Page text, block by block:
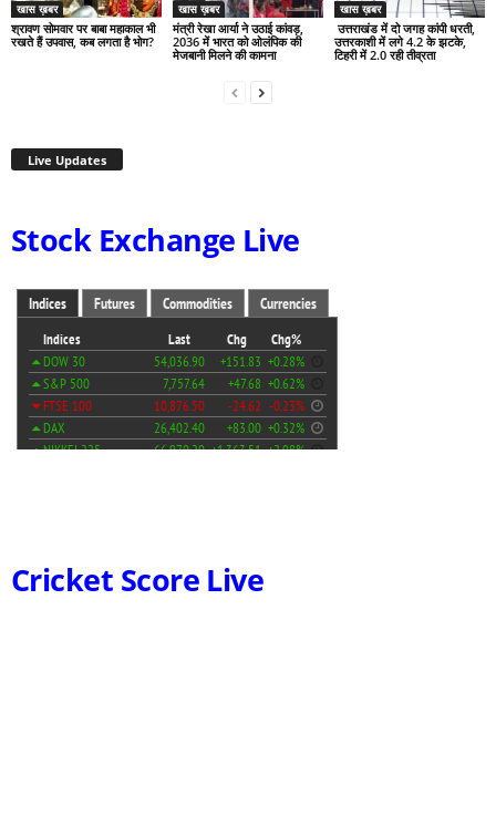
खास ख़बर
श्रावण सोमवार पर बाबा महाकाल भी
रखते हैं उपवास, कब लगता है भोग?
खास ख़बर
मंत्री रेखा आर्या ने उठाई कांवड़,
2036 में भारत को ओलंपिक की
मेजबानी मिलने की कामना
खास ख़बर
उत्तराखंड में दो जगह कांपी धरती,
उत्तरकाशी में लगे 4.2 के झटके,
टिहरी में 2.0 रही तीव्रता
Live Updates
Stock Exchange Live
Cricket Score Live